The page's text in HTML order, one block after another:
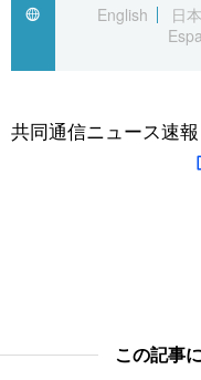
社会
旅と暮らし
文化
科学・技術
暮らし
English
日
共同通信ニュース速報
この記事